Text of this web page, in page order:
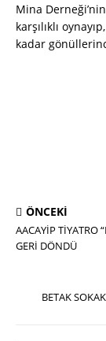
Mina
karşılıklı
kadar
ÖNCEKI
AACAYİP TİYATRO
GERİ DÖNDÜ
BETAK